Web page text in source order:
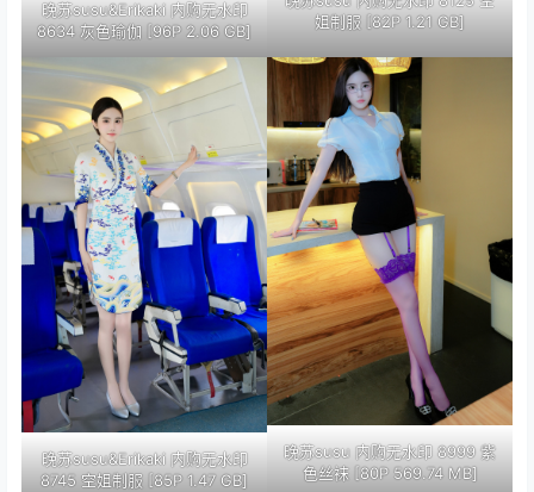
晚苏susu&Erikaki 内购无水印
8634 灰色瑜伽 [96P 2.06 GB]
姐制服 [82P 1.21 GB]
晚苏susu&Erikaki 内购无水印
8745 空姐制服 [85P 1.47 GB]
晚苏susu 内购无水印 8999 紫
色丝袜 [80P 569.74 MB]